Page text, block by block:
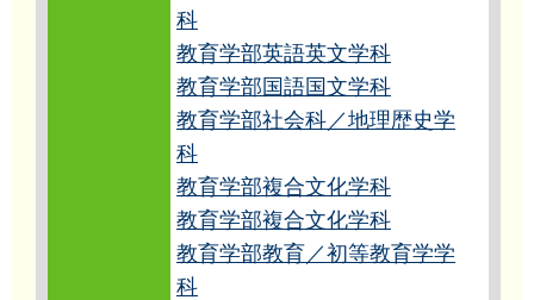
科
教育学部英語英文学科
教育学部国語国文学科
教育学部社会科／地理歴史学
科
教育学部複合文化学科
教育学部複合文化学科
教育学部教育／初等教育学学
科